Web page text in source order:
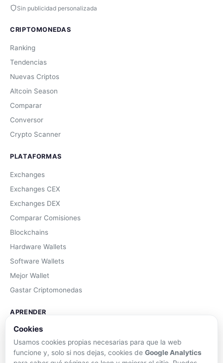
Sin publicidad personalizada
CRIPTOMONEDAS
Ranking
Tendencias
Nuevas Criptos
Altcoin Season
Comparar
Conversor
Crypto Scanner
PLATAFORMAS
Exchanges
Exchanges CEX
Exchanges DEX
Comparar Comisiones
Blockchains
Hardware Wallets
Software Wallets
Mejor Wallet
Gastar Criptomonedas
APRENDER
Qué son las Criptos
Cómo Comprar
Cookies
Usamos cookies propias necesarias para que la web
funcione y, solo si nos dejas, cookies de Google Analytics